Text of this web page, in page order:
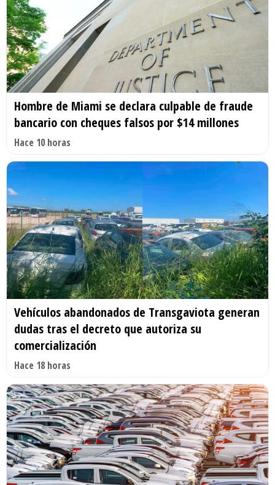
Hombre de Miami se declara culpable de fraude
bancario con cheques falsos por $14 millones
Hace 10 horas
Vehículos abandonados de Transgaviota generan
dudas tras el decreto que autoriza su
comercialización
Hace 18 horas